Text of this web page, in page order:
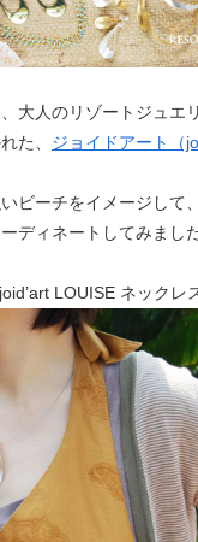
大人のリゾートジュエ
た、 ジョイドアート（
ビーチをイメージして
ディネートしてみました
LOUISE ネックレ